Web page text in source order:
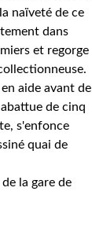
naïveté de ce
dans
et regorge
aide avant de
de cinq
s'enfonce
quai de
la gare de